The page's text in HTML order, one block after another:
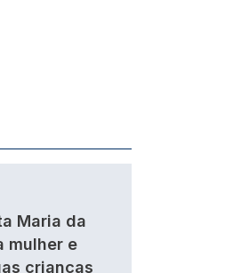
Maria da
mulher e
crianças